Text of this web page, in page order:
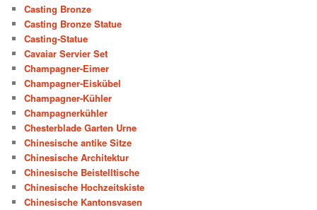
Casting Bronze
Casting Bronze Statue
Casting-Statue
Cavaiar Servier Set
Champagner-Eimer
Champagner-Eiskübel
Champagner-Kühler
Champagnerkühler
Chesterblade Garten Urne
Chinesische antike Sitze
Chinesische Architektur
Chinesische Beistelltische
Chinesische Hochzeitskiste
Chinesische Kantonsvasen